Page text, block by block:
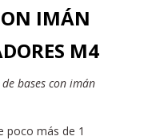
IMÁN
M4
de bases con imán
poco más de 1